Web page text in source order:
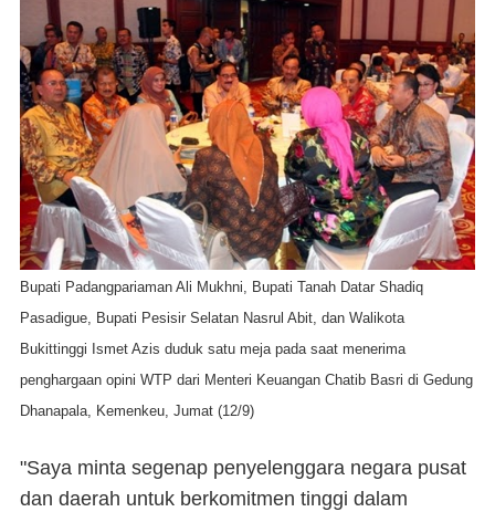
Bupati Padangpariaman Ali Mukhni, Bupati Tanah Datar Shadiq
Pasadigue, Bupati Pesisir Selatan Nasrul Abit, dan Walikota
Bukittinggi Ismet Azis duduk satu meja pada saat menerima
penghargaan opini WTP dari Menteri Keuangan Chatib Basri di Gedung
Dhanapala, Kemenkeu, Jumat (12/9)
"Saya minta segenap penyelenggara negara pusat
dan daerah untuk berkomitmen tinggi dalam